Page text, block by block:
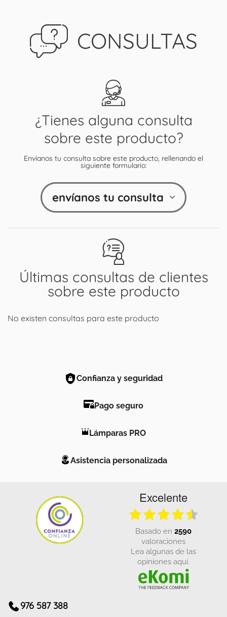
CONSULTAS
Últimas consultas de clientes
sobre este producto
No existen consultas para este producto
¿Tienes alguna consulta
sobre este producto?
Envíanos tu consulta sobre este producto, rellenando el
siguiente formulario:
envíanos tu consulta
Confianza y seguridad
Pago seguro
Lámparas PRO
Asistencia personalizada
Excelente
basado en 2590
valoraciones
Lea algunas de las
opiniones aquí.
976 587 388